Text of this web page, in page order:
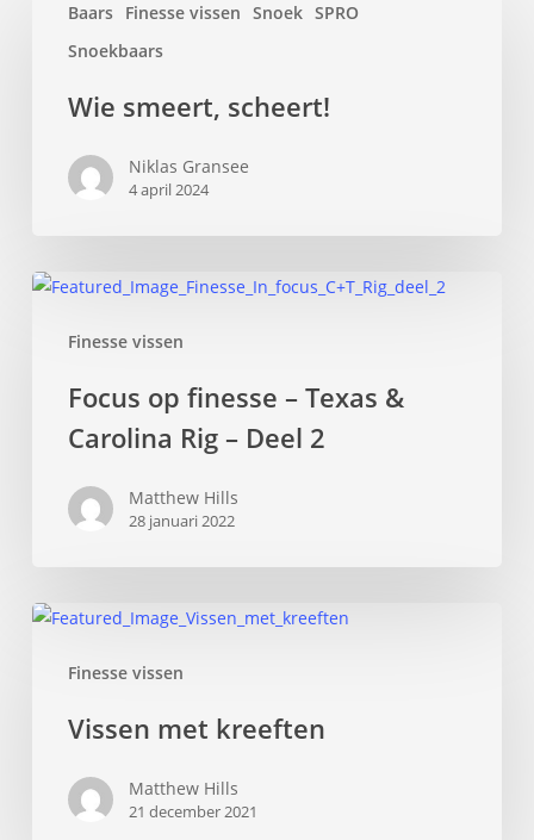
Baars Finesse vissen Snoek SPRO
Snoekbaars
smeert,
scheert!
Wie smeert, scheert!
Niklas Gransee
4 april 2024
Finesse vissen
Focus
finesse
TexasFocus op finesse – Texas &
Carolina Rig – Deel 2
Matthew Hills
28 januari 2022
Finesse vissen
Vissen
kreeften
Vissen met kreeften
Matthew Hills
21 december 2021